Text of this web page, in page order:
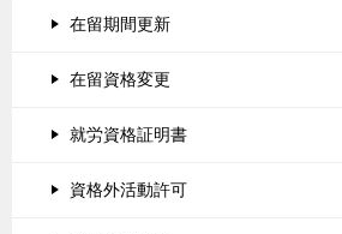
在留期間更新
在留資格変更
就労資格証明書
資格外活動許可